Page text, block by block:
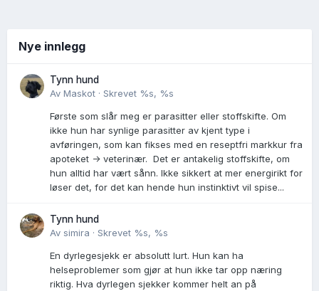
Nye innlegg
Tynn hund
Av Maskot · Skrevet %s, %s
Første som slår meg er parasitter eller stoffskifte. Om
ikke hun har synlige parasitter av kjent type i
avføringen, som kan fikses med en reseptfri markkur fra
apoteket -> veterinær. Det er antakelig stoffskifte, om
hun alltid har vært sånn. Ikke sikkert at mer energirikt for
løser det, for det kan hende hun instinktivt vil spise...
Tynn hund
Av simira · Skrevet %s, %s
En dyrlegesjekk er absolutt lurt. Hun kan ha
helseproblemer som gjør at hun ikke tar opp næring
riktig. Hva dyrlegen sjekker kommer helt an på